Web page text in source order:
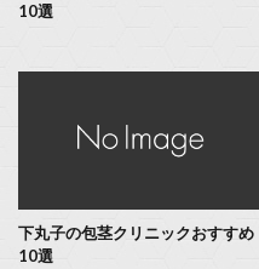
10選
下丸子の包茎クリニックおすすめ
10選